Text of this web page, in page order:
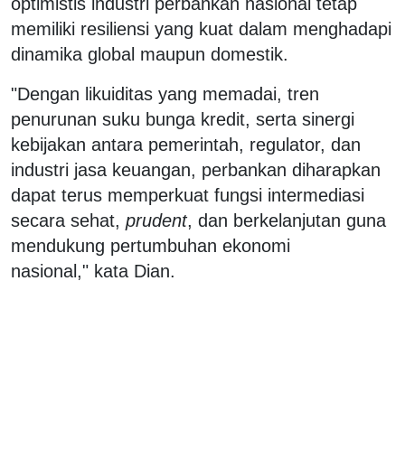
memiliki resiliensi yang kuat dalam menghadapi
dinamika global maupun domestik.
"Dengan likuiditas yang memadai, tren
penurunan suku bunga kredit, serta sinergi
kebijakan antara pemerintah, regulator, dan
industri jasa keuangan, perbankan diharapkan
dapat terus memperkuat fungsi intermediasi
secara sehat, prudent, dan berkelanjutan guna
mendukung pertumbuhan ekonomi
nasional," kata Dian.